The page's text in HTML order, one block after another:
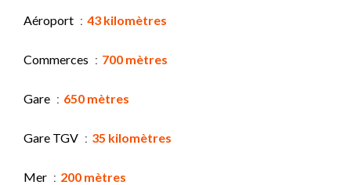
Aéroport 43 kilomètres
Commerces 700 mètres
Gare 650 mètres
Gare TGV 35 kilomètres
Mer 200 mètres